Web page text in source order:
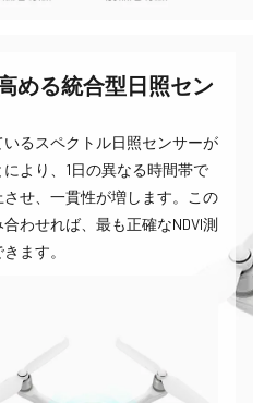
める統合型日照セン
いるスペクトル日照センサーが
より、1日の異なる時間帯で
せ、一貫性が増します。この
わせれば、最も正確なNDVI測
ます。